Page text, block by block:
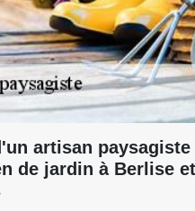
artisan
de jardin à Berlise